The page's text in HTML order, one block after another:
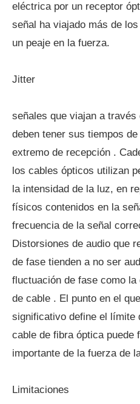
eléctrica por un receptor
señal ha viajado más de
un peaje en la fuerza.
Jitter
señales que viajan a
deben tener sus tiempos
extremo de recepción .
los cables ópticos utilizan
la intensidad de la luz, en
físicos contenidos en la
frecuencia de la señal
Distorsiones de audio que
de fase tienden a no ser
fluctuación de fase como
de cable . El punto en el
significativo define el límite
cable de fibra óptica puede
importante de la fuerza de
Limitaciones